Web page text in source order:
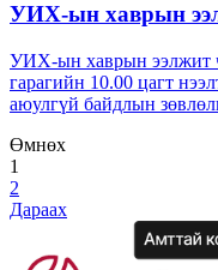
УИХ-ын хаврын
УИХ-ын хаврын ээлжит
гарагийн 10.00 цагт
аюулгүй байдлын
Өмнөх
1
2
Дараах